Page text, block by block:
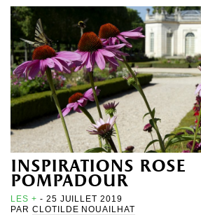
inspirations rose
pompadour
LES + - 25 JUILLET 2019
PAR CLOTILDE NOUAILHAT